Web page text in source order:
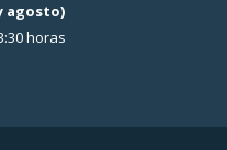
agosto)
horas